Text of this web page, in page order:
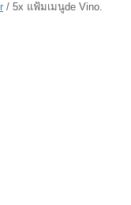
/ 5x แฟ้มเมนูde Vino.